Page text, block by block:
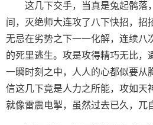
这几下交手，当真是兔起鹘落
间，灭绝师大连攻了八下快招，招
无忌在劣势之下一一化解，连续八
的死里逃生。攻是攻得精巧无比，
一瞬时刻之中，人人的心都似要从
信这几下竟是人力之所能，攻如天
就像雷震电掣，虽然过去已久，兀